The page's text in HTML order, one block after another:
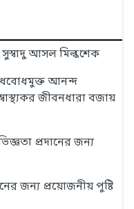
সুস্বাদু আসল মিল্কশেক
আনন্দ
জীবনধারা বজায়
প্রদানের জন্য
জন্য প্রয়োজনীয় পুষ্টি